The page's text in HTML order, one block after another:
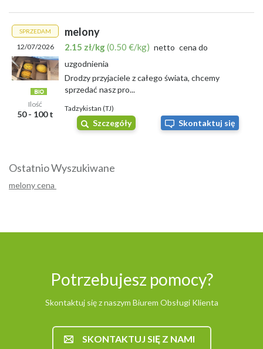
SPRZEDAM
12/07/2026
Ilość
50 - 100 t
melony
2.15 zł/kg(0.50 €/kg) netto cena do
uzgodnienia
Drodzy przyjaciele z całego świata, chcemy
sprzedać nasz pro...
Tadzykistan (TJ)
Szczegóły Skontaktuj się
Ostatnio Wyszukiwane
melony cena
Potrzebujesz pomocy?
Skontaktuj się z naszym Biurem Obsługi Klienta
SKONTAKTUJ SIĘ Z NAMI